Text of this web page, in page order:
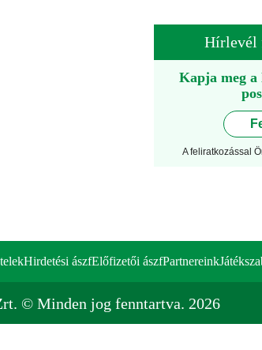
Hírlevél
Kapja meg a
A feliratkozással
Hirdetési ászfElőfizetői ászfPartnereink
© Minden jog fenntartva. 2026